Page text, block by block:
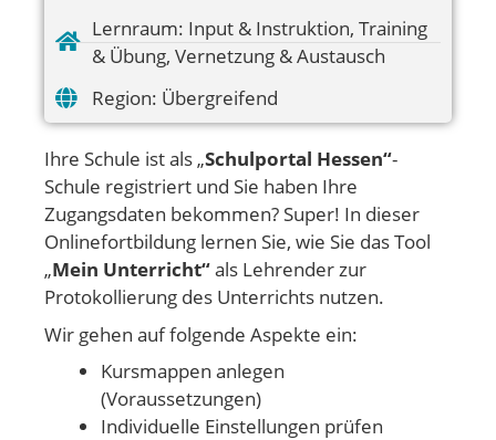
Lernraum: Input & Instruktion, Training
& Übung, Vernetzung & Austausch
Region: Übergreifend
Ihre Schule ist als „Schulportal Hessen“-
Schule registriert und Sie haben Ihre
Zugangsdaten bekommen? Super! In dieser
Onlinefortbildung lernen Sie, wie Sie das Tool
„Mein Unterricht“als Lehrender zur
Protokollierung des Unterrichts nutzen.
Wir gehen auf folgende Aspekte ein:
Kursmappen anlegen
(Voraussetzungen)
Individuelle Einstellungen prüfen